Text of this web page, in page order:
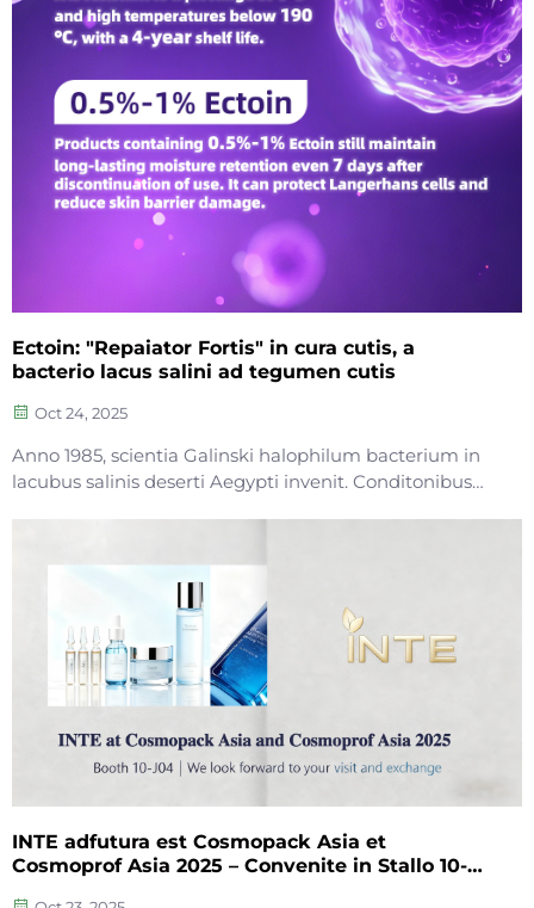
Ectoin: "Repaiator Fortis" in cura cutis, a
bacterio lacus salini ad tegumen cutis
Oct 24, 2025
Anno 1985, scientia Galinski halophilum bacterium in
lacubus salinis deserti Aegypti invenit. Conditonibus
(tetrahydromethylpyrimidina...)
INTE adfutura est Cosmopack Asia et
Cosmoprof Asia 2025 – Convenite in Stallo 10-